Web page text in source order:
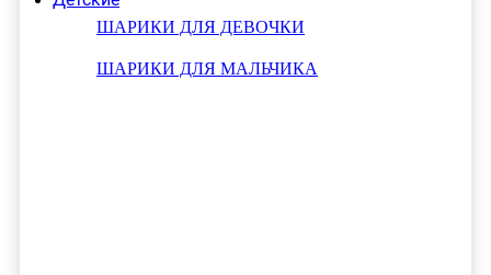
ШАРИКИ ДЛЯ ДЕВОЧКИ
ШАРИКИ ДЛЯ МАЛЬЧИКА